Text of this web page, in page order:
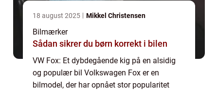
18 august 2025 Mikkel Christensen
Bilmærker
Sådan sikrer du børn korrekt i bilen
VW Fox: Et dybdegående kig på en alsidig
og populær bil Volkswagen Fox er en
bilmodel, der har opnået stor popularitet